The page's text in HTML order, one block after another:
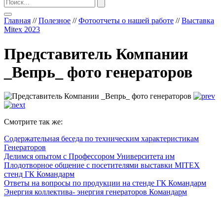
Главная //Полезное //Фотоотчеты о нашей работе //Выставка
Mitex 2023
Представитель Компании
_Вепрь_ фото генераторов
Смотрите так же:
Содержательная беседа по техническим характеристикам
Генераторов
Делимся опытом с Профессором Университета им
Плодотворное общение с посетителями выставки MITEX
стенд ГК Командарм
Ответы на вопросы по продукции на стенде ГК Командарм
Энергия коллектива- энергия генераторов Командарм